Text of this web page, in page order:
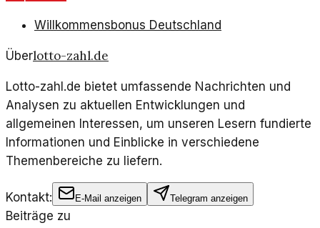
Willkommensbonus Deutschland
Überlotto-zahl.de
Lotto-zahl.de bietet umfassende Nachrichten und
Analysen zu aktuellen Entwicklungen und
allgemeinen Interessen, um unseren Lesern fundierte
Informationen und Einblicke in verschiedene
Themenbereiche zu liefern.
Kontakt: E-Mail anzeigen Telegram anzeigen
Beiträge zu